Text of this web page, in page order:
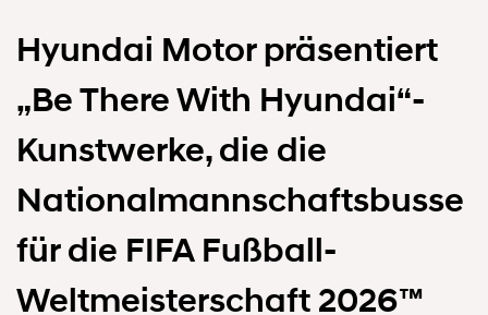
Hyundai Motor präsentiert
„Be There With Hyundai“-
Kunstwerke, die die
Nationalmannschaftsbusse
für die FIFA Fußball-
Weltmeisterschaft 2026™